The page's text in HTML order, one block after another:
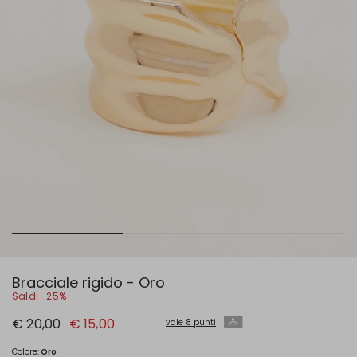
Bracciale rigido - Oro
Saldi -25%
Prezzo
originale
20,00
€ 20,00 Nuovo
prezzo
€ 15,00 vale 8 punti
Colore:Oro